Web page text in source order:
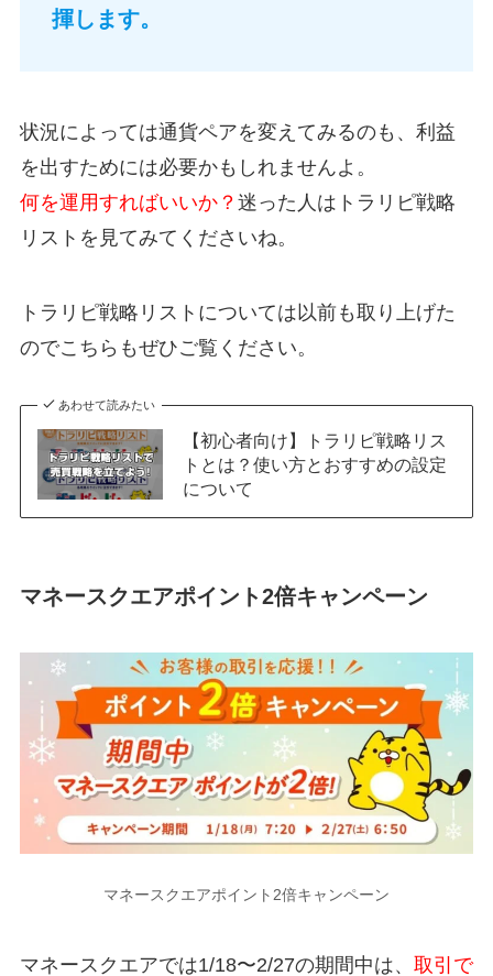
揮します。
状況によっては通貨ペアを変えてみるのも、利益
を出すためには必要かもしれませんよ。
何を運用すればいいか？ 迷った人はトラリピ戦略
リストを見てみてくださいね。
トラリピ戦略リストについては以前も取り上げた
のでこちらもぜひご覧ください。
あわせて読みたい
【初心者向け】トラリピ戦略リス
トとは？使い方とおすすめの設定
について
マネースクエアポイント2倍キャンペーン
マネースクエアポイント2倍キャンペーン
マネースクエアでは1/18〜2/27の期間中は、 取引で